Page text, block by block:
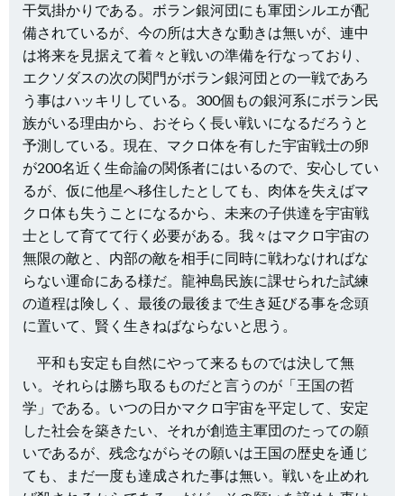
干気掛かりである。ボラン銀河団にも軍団シルエが配
備されているが、今の所は大きな動きは無いが、連中
は将来を見据えて着々と戦いの準備を行なっており、
エクソダスの次の関門がボラン銀河団との一戦であろ
う事はハッキリしている。300個もの銀河系にボラン民
族がいる理由から、おそらく長い戦いになるだろうと
予測している。現在、マクロ体を有した宇宙戦士の卵
が200名近く生命論の関係者にはいるので、安心してい
るが、仮に他星へ移住したとしても、肉体を失えばマ
クロ体も失うことになるから、未来の子供達を宇宙戦
士として育てて行く必要がある。我々はマクロ宇宙の
無限の敵と、内部の敵を相手に同時に戦わなければな
らない運命にある様だ。龍神島民族に課せられた試練
の道程は険しく、最後の最後まで生き延びる事を念頭
に置いて、賢く生きねばならないと思う。
平和も安定も自然にやって来るものでは決して無
い。それらは勝ち取るものだと言うのが「王国の哲
学」である。いつの日かマクロ宇宙を平定して、安定
した社会を築きたい、それが創造主軍団のたっての願
いであるが、残念ながらその願いは王国の歴史を通じ
ても、まだ一度も達成された事は無い。戦いを止めれ